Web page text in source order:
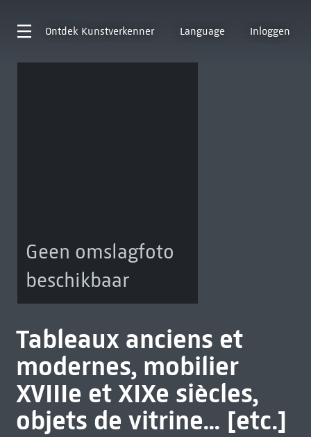
Ontdek Kunstverkenner Language Inloggen
Geen omslagfoto
beschikbaar
Tableaux anciens et
modernes, mobilier
XVIIIe et XIXe siècles,
objets de vitrine... [etc.]